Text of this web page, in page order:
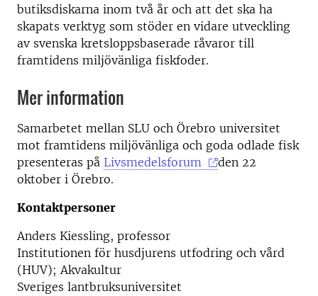
butiksdiskarna inom två år och att det ska ha
skapats verktyg som stöder en vidare utveckling
av svenska kretsloppsbaserade råvaror till
framtidens miljövänliga fiskfoder.
Mer information
Samarbetet mellan SLU och Örebro universitet
mot framtidens miljövänliga och goda odlade fisk
presenteras på Livsmedelsforum
den 22
oktober i Örebro.
Kontaktpersoner
Anders Kiessling, professor
Institutionen för husdjurens utfodring och vård
(HUV); Akvakultur
Sveriges lantbruksuniversitet